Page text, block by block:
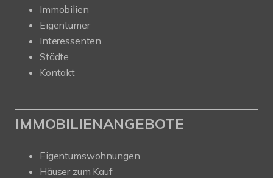
Immobilien
Eigentümer
Interessenten
Städte
Kontakt
IMMOBILIENANGEBOTE
Eigentumswohnungen
Häuser zum Kauf